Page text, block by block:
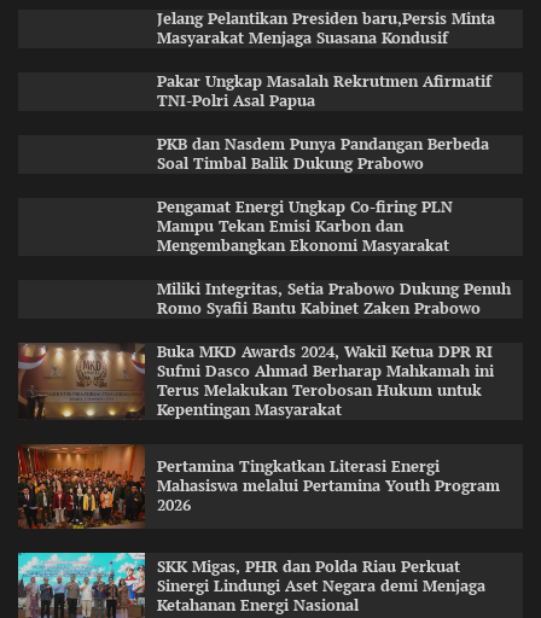
Jelang Pelantikan Presiden baru,Persis Minta
Masyarakat Menjaga Suasana Kondusif
Pakar Ungkap Masalah Rekrutmen Afirmatif
TNI-Polri Asal Papua
PKB dan Nasdem Punya Pandangan Berbeda
Soal Timbal Balik Dukung Prabowo
Pengamat Energi Ungkap Co-firing PLN
Mampu Tekan Emisi Karbon dan
Mengembangkan Ekonomi Masyarakat
Miliki Integritas, Setia Prabowo Dukung Penuh
Romo Syafii Bantu Kabinet Zaken Prabowo
Buka MKD Awards 2024, Wakil Ketua DPR RI
Sufmi Dasco Ahmad Berharap Mahkamah ini
Terus Melakukan Terobosan Hukum untuk
Kepentingan Masyarakat
Pertamina Tingkatkan Literasi Energi
Mahasiswa melalui Pertamina Youth Program
2026
SKK Migas, PHR dan Polda Riau Perkuat
Sinergi Lindungi Aset Negara demi Menjaga
Ketahanan Energi Nasional